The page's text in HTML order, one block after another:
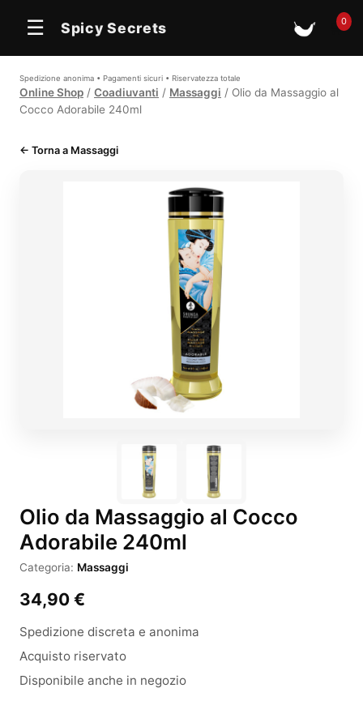
☰ Spicy Secrets 🛒0
Spedizione anonima • Pagamenti sicuri • Riservatezza totale
Online Shop / Coadiuvanti / Massaggi / Olio da Massaggio al
Cocco Adorabile 240ml
← Torna a Massaggi
Olio da Massaggio al Cocco
Adorabile 240ml
Categoria: Massaggi
34,90 €
Spedizione discreta e anonima
Acquisto riservato
Disponibile anche in negozio